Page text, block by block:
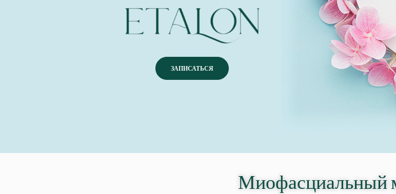
ЗАПИСАТЬСЯ
Миофасциальный